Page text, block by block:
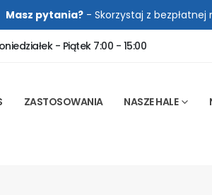
Masz pytania? - Skorzystaj z
- Piątek 7:00 - 15:00
ZASTOSOWANIA NASZE HALE